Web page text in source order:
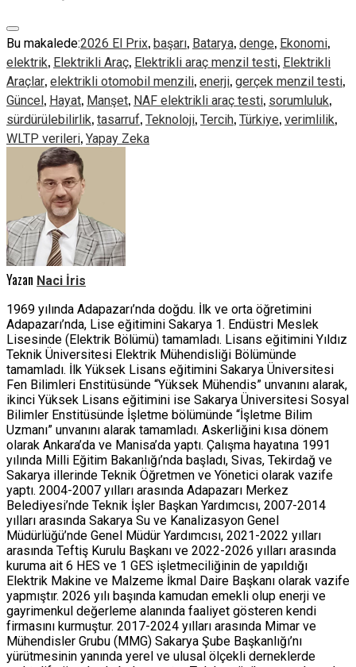
Bu makalede:2026 El Prix, başarı, Batarya, denge, Ekonomi,
elektrik, Elektrikli Araç, Elektrikli araç menzil testi, Elektrikli
Araçlar, elektrikli otomobil menzili, enerji, gerçek menzil testi,
Güncel, Hayat, Manşet, NAF elektrikli araç testi, sorumluluk,
sürdürülebilirlik, tasarruf, Teknoloji, Tercih, Türkiye, verimlilik,
WLTP verileri, Yapay Zeka
Yazan Naci İris
1969 yılında Adapazarı’nda doğdu. İlk ve orta öğretimini
Adapazarı’nda, Lise eğitimini Sakarya 1. Endüstri Meslek
Lisesinde (Elektrik Bölümü) tamamladı. Lisans eğitimini Yıldız
Teknik Üniversitesi Elektrik Mühendisliği Bölümünde
tamamladı. İlk Yüksek Lisans eğitimini Sakarya Üniversitesi
Fen Bilimleri Enstitüsünde “Yüksek Mühendis” unvanını alarak,
ikinci Yüksek Lisans eğitimini ise Sakarya Üniversitesi Sosyal
Bilimler Enstitüsünde İşletme bölümünde “İşletme Bilim
Uzmanı” unvanını alarak tamamladı. Askerliğini kısa dönem
olarak Ankara’da ve Manisa’da yaptı. Çalışma hayatına 1991
yılında Milli Eğitim Bakanlığı’nda başladı, Sivas, Tekirdağ ve
Sakarya illerinde Teknik Öğretmen ve Yönetici olarak vazife
yaptı. 2004-2007 yılları arasında Adapazarı Merkez
Belediyesi’nde Teknik İşler Başkan Yardımcısı, 2007-2014
yılları arasında Sakarya Su ve Kanalizasyon Genel
Müdürlüğü’nde Genel Müdür Yardımcısı, 2021-2022 yılları
arasında Teftiş Kurulu Başkanı ve 2022-2026 yılları arasında
kuruma ait 6 HES ve 1 GES işletmeciliğinin de yapıldığı
Elektrik Makine ve Malzeme İkmal Daire Başkanı olarak vazife
yapmıştır. 2026 yılı başında kamudan emekli olup enerji ve
gayrimenkul değerleme alanında faaliyet gösteren kendi
firmasını kurmuştur. 2017-2024 yılları arasında Mimar ve
Mühendisler Grubu (MMG) Sakarya Şube Başkanlığı’nı
yürütmesinin yanında yerel ve ulusal ölçekli derneklerde